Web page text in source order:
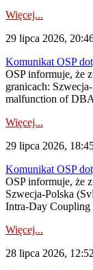
Więcej...
29 lipca 2026,
Komunikat OSP
OSP informuje, że
granicach:
malfunction of
Więcej...
29 lipca 2026,
Komunikat OSP
OSP informuje, że
Szwecja-Polska
Intra-Day Coupling
Więcej...
28 lipca 2026, 12:52